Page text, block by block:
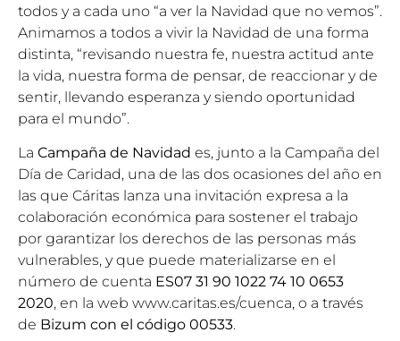
todos y a cada uno “a ver la Navidad que no vemos”.
Animamos a todos a vivir la Navidad de una forma
distinta, “revisando nuestra fe, nuestra actitud ante
la vida, nuestra forma de pensar, de reaccionar y de
sentir, llevando esperanza y siendo oportunidad
para el mundo”.
La Campaña de Navidad es, junto a la Campaña del
Día de Caridad, una de las dos ocasiones del año en
las que Cáritas lanza una invitación expresa a la
colaboración económica para sostener el trabajo
por garantizar los derechos de las personas más
vulnerables, y que puede materializarse en el
número de cuenta ES07 31 90 1022 74 10 0653
2020, en la web www.caritas.es/cuenca, o a través
de Bizum con el código 00533.